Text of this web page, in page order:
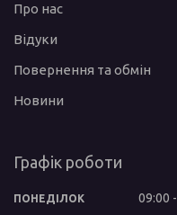
Про нас
Відуки
Повернення та обмін
Новини
Графік роботи
ПОНЕДІЛОК 09:00